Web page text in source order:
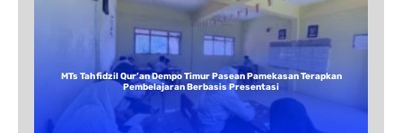
MTs Tahfidzil Qur’an Dempo Timur Pasean Pamekasan Terapkan
Pembelajaran Berbasis Presentasi